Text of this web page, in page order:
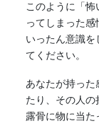
このように「
ってしまった感
いったん意識
てください。
あなたが持った
たり、その人の
露骨に物に当た